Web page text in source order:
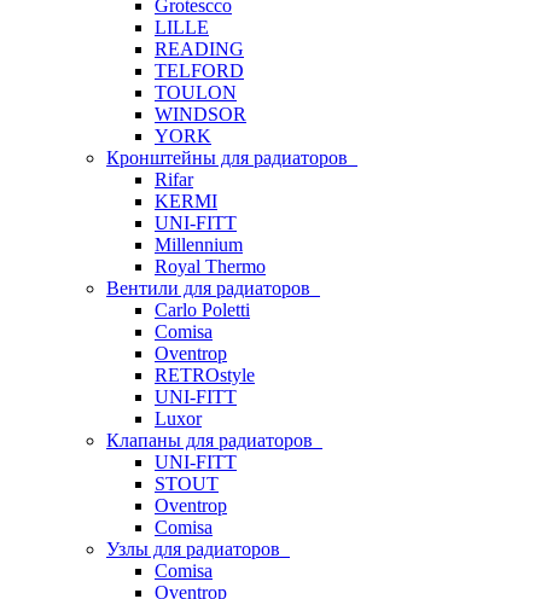
Grotescco
LILLE
READING
TELFORD
TOULON
WINDSOR
YORK
Кронштейны для радиаторов
Rifar
KERMI
UNI-FITT
Millennium
Royal Thermo
Вентили для радиаторов
Carlo Poletti
Comisa
Oventrop
RETROstyle
UNI-FITT
Luxor
Клапаны для радиаторов
UNI-FITT
STOUT
Oventrop
Comisa
Узлы для радиаторов
Comisa
Oventrop